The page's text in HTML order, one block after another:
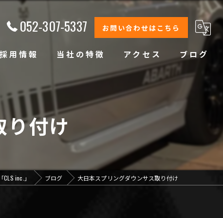
052-307-5337 お問い合わせはこちら
採用情報 当社の特徴
修理
整備
オイル交換
オリジナルブランド
アクセス ブログ
付け
inc.」 ブログ 大日本スプリングダウンサス取り付け